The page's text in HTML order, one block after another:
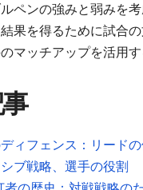
ペンの強みと弱みを考
果を得るために試合
マッチアップを活用す
ィフェンス：リード
ブ戦略、選手の役割